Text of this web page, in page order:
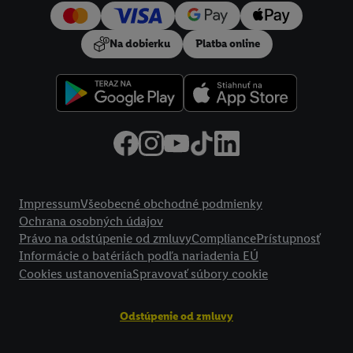
Na dobierku Platba online
ImpressumVšeobecné obchodné podmienky
Ochrana osobných údajov
Právo na odstúpenie od zmluvyCompliancePrístupnosť
Informácie o batériách podľa nariadenia EÚ
Cookies ustanoveniaSpravovať súbory cookie
Odstúpenie od zmluvy
používanie potrebných technológií. Kliknutím na "Súhlasím
vyjadríte súhlas so spracúvaním na všetky vyššie uvedené účely.
Ďalšie informácie vrátane informácií o dobe uchovávania
údajov a Vašom práve kedykoľvek odvolať súhlas s účinnosťou
do budúcnosti nájdete v našich
zásadách ochrany osobných
.Imprint nájdete tu.